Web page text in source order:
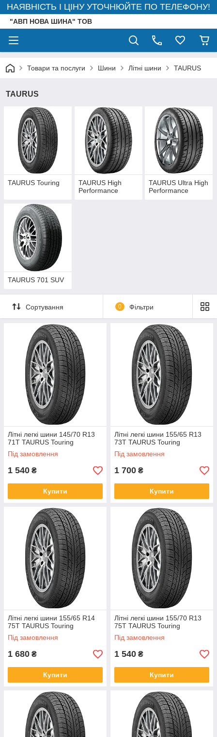
НАЯВНІСТЬ І ЦІНУ УТОЧНЮЙТЕ ПО ТЕЛЕФОНУ!
"АВП НОВА ШИНА" ТОВ
Товари та послуги Шини Літні шини TAURUS
TAURUS
TAURUS Touring
TAURUS High
Performance
TAURUS Ultra High
Performance
TAURUS 701 SUV
Сортування 0 Фільтри
Літні легкі шини 145/70 R13
71T TAURUS Touring
Під замовлення
1 540 ₴
Купити
Літні легкі шини 155/65 R13
73T TAURUS Touring
Під замовлення
1 700 ₴
Купити
Літні легкі шини 155/65 R14
75T TAURUS Touring
Під замовлення
1 680 ₴
Купити
Літні легкі шини 155/70 R13
75T TAURUS Touring
Під замовлення
1 540 ₴
Купити